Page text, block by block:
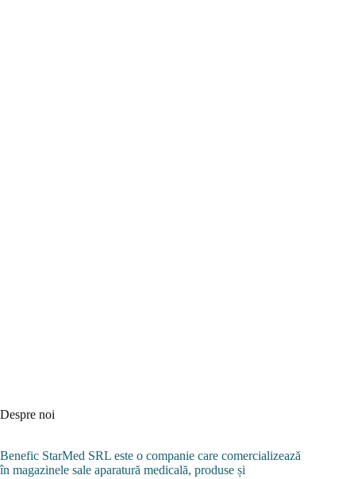
Despre noi
Benefic StarMed SRL este o companie care comercializează
în magazinele sale aparatură medicală, produse și